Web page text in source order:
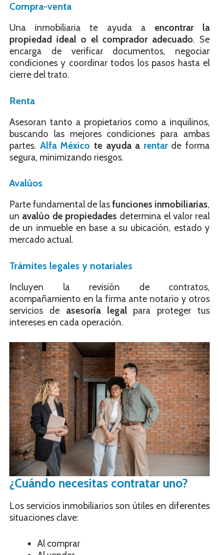
Compra-venta
Una inmobiliaria te ayuda a encontrar la
propiedad ideal o el comprador adecuado. Se
encarga de verificar documentos, negociar
condiciones y coordinar todos los pasos hasta el
cierre del trato.
Renta
Asesoran tanto a propietarios como a inquilinos,
buscando las mejores condiciones para ambas
partes. Alfa México te ayuda a rentarde forma
segura, minimizando riesgos.
Avalúos
Parte fundamental de lasfunciones inmobiliarias,
un avalúo de propiedades determina el valor real
de un inmueble en base a su ubicación, estado y
mercado actual.
Trámites legales y notariales
Incluyen la revisión de contratos,
acompañamiento en la firma ante notario y otros
servicios de asesoría legalpara proteger tus
intereses en cada operación.
¿Cuándo necesitas contratar uno?
Los servicios inmobiliarios son útiles en diferentes
situaciones clave:
Al comprar